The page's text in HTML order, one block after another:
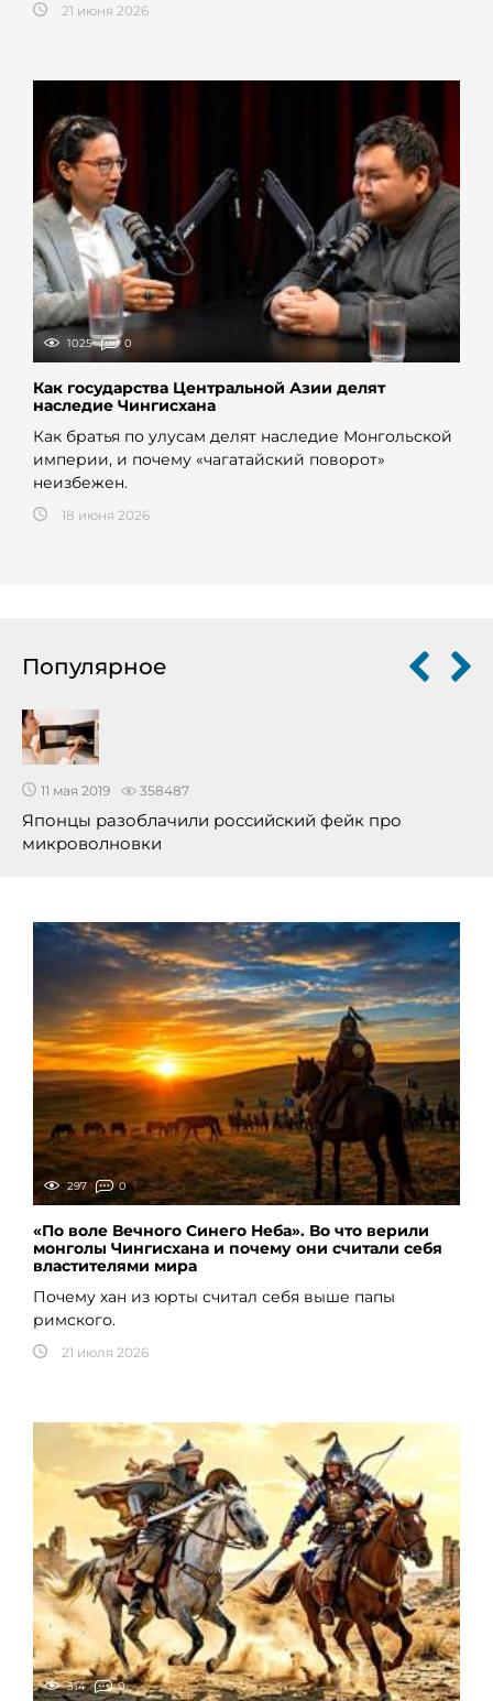
21 июня 2026
1025 0
Как государства Центральной Азии делят
наследие Чингисхана
Как братья по улусам делят наследие Монгольской
империи, и почему «чагатайский поворот»
неизбежен.
18 июня 2026
Популярное
11 мая 2019 358487
Японцы разоблачили российский фейк про
микроволновки
297 0
«По воле Вечного Синего Неба». Во что верили
монголы Чингисхана и почему они считали себя
властителями мира
Почему хан из юрты считал себя выше папы
римского.
21 июля 2026
314 0